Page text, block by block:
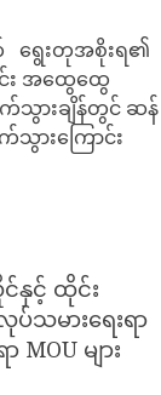
ရွေးတုအစိုးရ၏
း အထွေထွေ
က်သွားချိန်တွင် ဆန်
ားကြောင်း
နှင့် ထိုင်း
သမားရေးရာ
များ